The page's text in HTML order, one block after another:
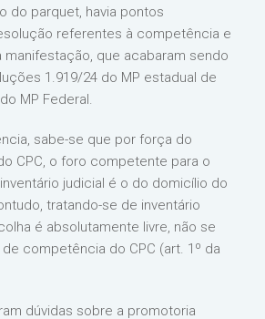
do parquet, havia pontos
referentes à competência e
que acabaram sendo
1.919/24 do MP estadual de
MP Federal.
sabe-se que por força do
CPC, o foro competente para o
judicial é o do domicílio do
tratando-se de inventário
é absolutamente livre, não se
competência do CPC (art. 1º da
dúvidas sobre a promotoria